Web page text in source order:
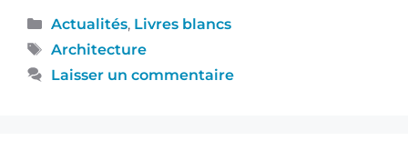
Actualités, Livres blancs
Architecture
Laisser un commentaire